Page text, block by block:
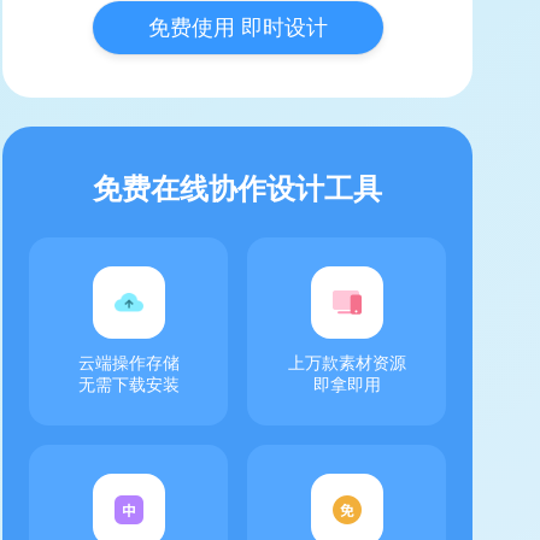
免费使用 即时设计
免费在线协作设计工具
云端操作存储
无需下载安装
上万款素材资源
即拿即用